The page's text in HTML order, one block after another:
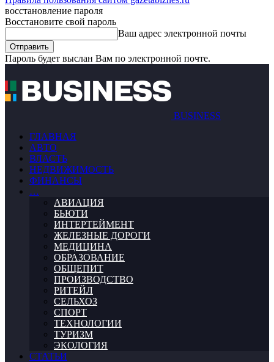
восстановление пароля
Восстановите свой пароль
Ваш адрес электронной почты
Пароль будет выслан Вам по электронной почте.
BUSINESS
ГЛАВНАЯ
АВТО
ВЛАСТЬ
НЕДВИЖИМОСТЬ
ФИНАНСЫ
…
АВИАЦИЯ
БЬЮТИ
ИНТЕРТЕЙМЕНТ
ЖЕЛЕЗНЫЕ ДОРОГИ
МЕДИЦИНА
ОБРАЗОВАНИЕ
ОБЩЕПИТ
ПРОИЗВОДСТВО
РИТЕЙЛ
СЕЛЬХОЗ
СПОРТ
ТЕХНОЛОГИИ
ТУРИЗМ
ЭКОЛОГИЯ
СТАТЬИ